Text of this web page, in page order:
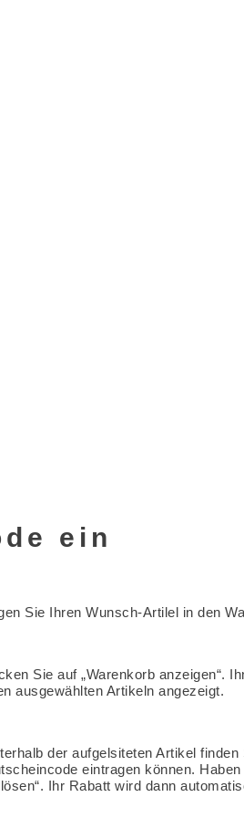
ein
Sie Ihren Wunsch-Artilel in den
Sie auf „Warenkorb anzeigen“.
ausgewählten Artikeln angezeigt.
der aufgelsiteten Artikel
eintragen können.
Ihr Rabatt wird dann